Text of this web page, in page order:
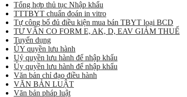
Tổng hợp thủ tục Nhập khẩu
TTTBYT chuẩn đoán in vitro
Tự công bố đủ điều kiện mua bán TBYT loại BCD
TƯ VẤN CO FORM E, AK, D, EAV GIẢM THUẾ
Tuyển dụng
ỦY quyền lưu hành
Uỷ quyền lưu hành để nhập khẩu
Ủy quyền lưu hành để nhập khẩu
Văn bản chỉ đạo điều hành
VĂN BẢN LUẬT
Văn bản pháp luật